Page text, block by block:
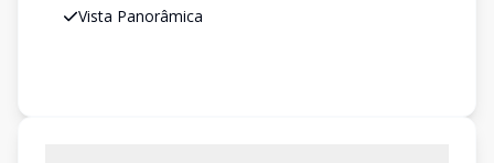
Vista Panorâmica